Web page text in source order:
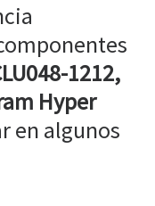
1212,
Hyper
en algunos